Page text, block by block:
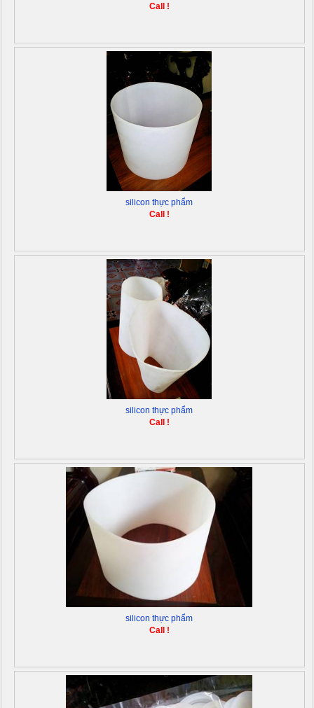
Call !
silicon thực phẩm
Call !
silicon thực phẩm
Call !
silicon thực phẩm
Call !